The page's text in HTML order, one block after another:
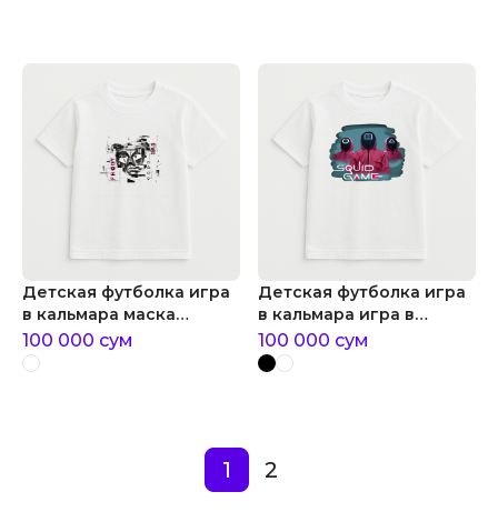
Детская футболка игра
в кальмара маска
ведущего игра в
кальмара
100 000 сум
Детская футболка игра
в кальмара игра в
кальмара охранники
100 000 сум
1 2